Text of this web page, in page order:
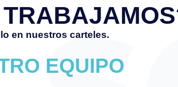
en nuestros carteles.
EQUIPO